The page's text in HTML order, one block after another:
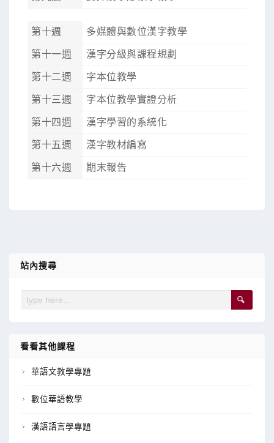
第十週 多媒體與數位漢字教學
第十一週 漢字分級與課程規劃
第十二週 字本位教學
第十三週 字本位教學實證分析
第十四週 漢字學習的系統化
第十五週 漢字教材編寫
第十六週 期末報告
站內搜尋
看看其他課程
華語文教學專題
數位華語教學
漢語語言學專題